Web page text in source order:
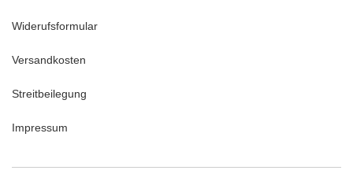
Widerufsformular
Versandkosten
Streitbeilegung
Impressum